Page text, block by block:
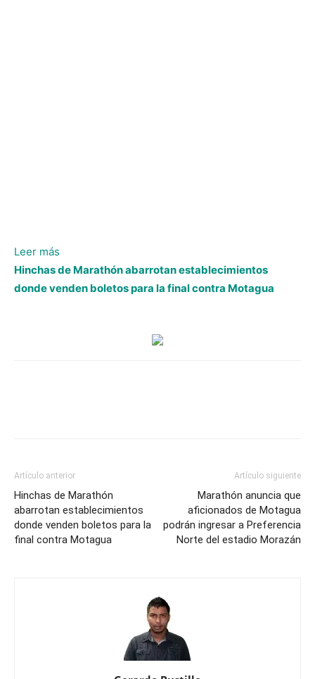
Leer más
Jefryn
Macías
padre
que
cumple
cinco
años
Hinchas de Marathón abarrotan establecimientos
donde venden boletos para la final contra Motagua
Artículo anterior
Hinchas de Marathón
abarrotan establecimientos
donde venden boletos para la
final contra Motagua
Artículo siguiente
Marathón anuncia que
aficionados de Motagua
podrán ingresar a Preferencia
Norte del estadio Morazán